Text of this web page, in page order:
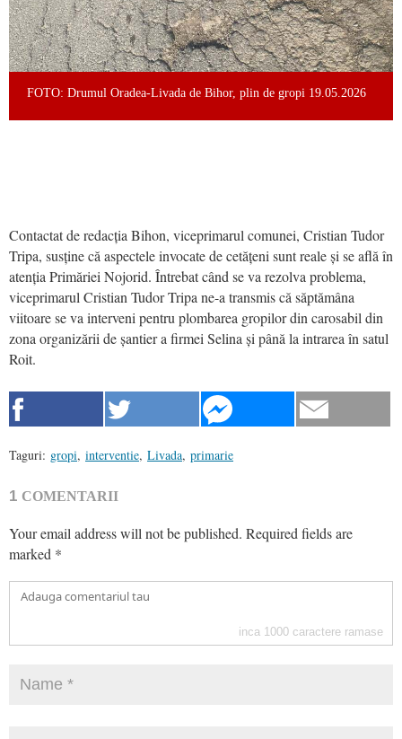
FOTO: Drumul Oradea-Livada de Bihor, plin de gropi 19.05.2026
Contactat de redacția Bihon, viceprimarul comunei, Cristian Tudor
Tripa, susține că aspectele invocate de cetățeni sunt reale și se află în
atenția Primăriei Nojorid. Întrebat când se va rezolva problema,
viceprimarul Cristian Tudor Tripa ne-a transmis că săptămâna
viitoare se va interveni pentru plombarea gropilor din carosabil din
zona organizării de șantier a firmei Selina și până la intrarea în satul
Roit.
Taguri: gropi, interventie, Livada, primarie
1 COMENTARII
Your email address will not be published. Required fields are
marked *
inca 1000 caractere ramase